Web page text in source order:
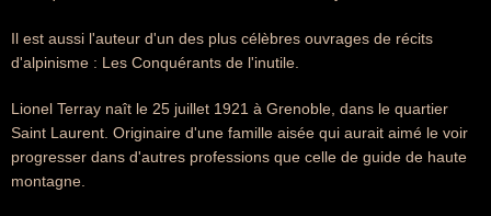
Il est aussi l'auteur d'un des plus célèbres ouvrages de récits
d'alpinisme : Les Conquérants de l'inutile.
Lionel Terray naît le 25 juillet 1921 à Grenoble, dans le quartier
Saint Laurent. Originaire d'une famille aisée qui aurait aimé le voir
progresser dans d'autres professions que celle de guide de haute
montagne.